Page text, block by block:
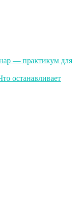
— практикум для
останавливает